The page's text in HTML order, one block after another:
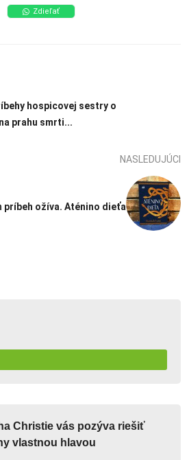
Zdieľať
hospicovej sestry o
prahu smrti...
NASLEDUJÚCI
príbeh ožíva. Aténino dieťa
Christie vás pozýva riešiť
vlastnou hlavou